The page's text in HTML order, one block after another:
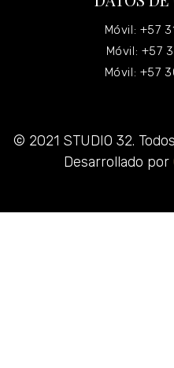
Móvil: +57
Móvil: +57
Móvil: +57
© 2021 STUDIO 32.
Desarrollado por